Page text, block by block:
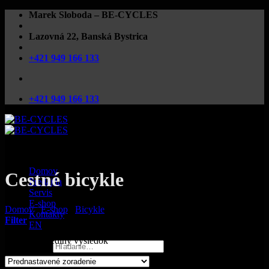
Preskočiť
obsah
Marek Sloboda – BE-CYCLES
Lazovná 22, Banská Bystrica
+421 949 166 133
+421 949 166 133
Domov
Predajňa
Servis
E-shop
Kontakty
EN
Hľadať:
Cestné bicykle
Domov / E-shop Bicykle
Filter
Zobrazený jediný výsledok